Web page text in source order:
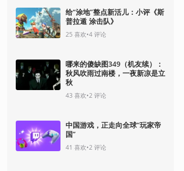
给“涂地”整点新活儿：小评《斯
普拉遁 涂击队》
25 喜欢•4评论
哪来的傻缺图349（机友续）：
秋风吹雨过南楼，一夜新凉是立
秋
43 喜欢•2 评论
中国游戏，正走向全球“玩家帝
国”
41 喜欢•2 评论